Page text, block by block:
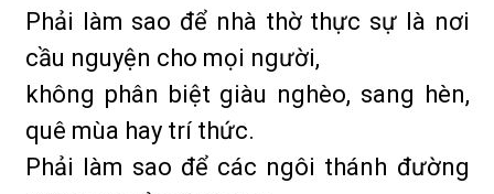
Phải làm sao để nhà thờ thực sự là nơi
cầu nguyện cho mọi người,
không phân biệt giàu nghèo, sang hèn,
quê mùa hay trí thức.
Phải làm sao để các ngôi thánh đường